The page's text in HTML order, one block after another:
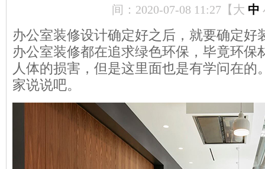
间：2020-07-08 11:27【 大 中
办公室装修设计确定好之后，就要确定好
办公室装修都在追求绿色环保，毕竟环保
人体的损害，但是这里面也是有学问在的
家说说吧。